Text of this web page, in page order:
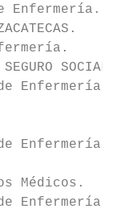
Enfermería.
SOCIAL.
Enfermería
Enfermería.
Médicos.
Enfermería.